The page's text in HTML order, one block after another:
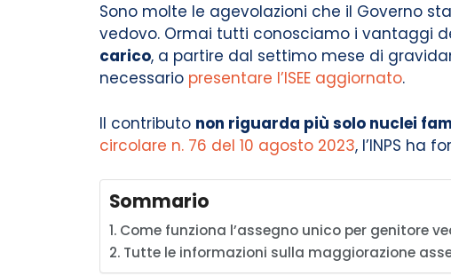
Sono molte le agevolazioni che il Governo
vedovo. Ormai tutti conosciamo i vantaggi
carico, a partire dal settimo mese di
necessario presentare l’ISEE aggiornato.
Il contributo non riguarda più solo nuclei
circolare n. 76 del 10 agosto 2023, l’INPS ha
Sommario
Come funziona l’assegno unico per genitore
Tutte le informazioni sulla maggiorazione